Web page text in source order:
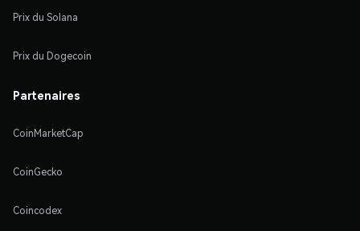
Prix du Solana
Prix du Dogecoin
Partenaires
CoinMarketCap
CoinGecko
Coincodex